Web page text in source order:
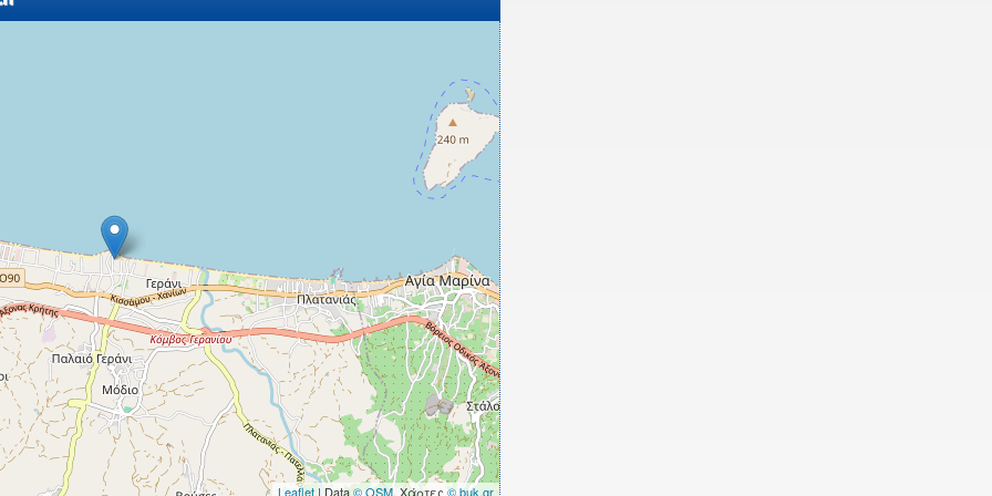
Leaflet| Data© OSM, Χάρτες © buk.gr